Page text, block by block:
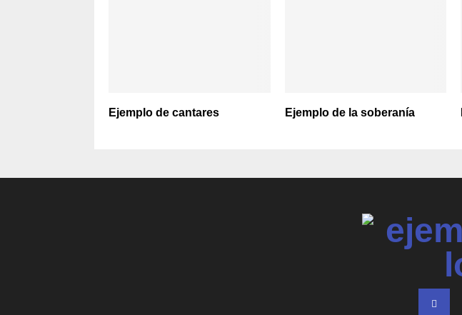
Ejemplo de cantares Ejemplo de la soberanía